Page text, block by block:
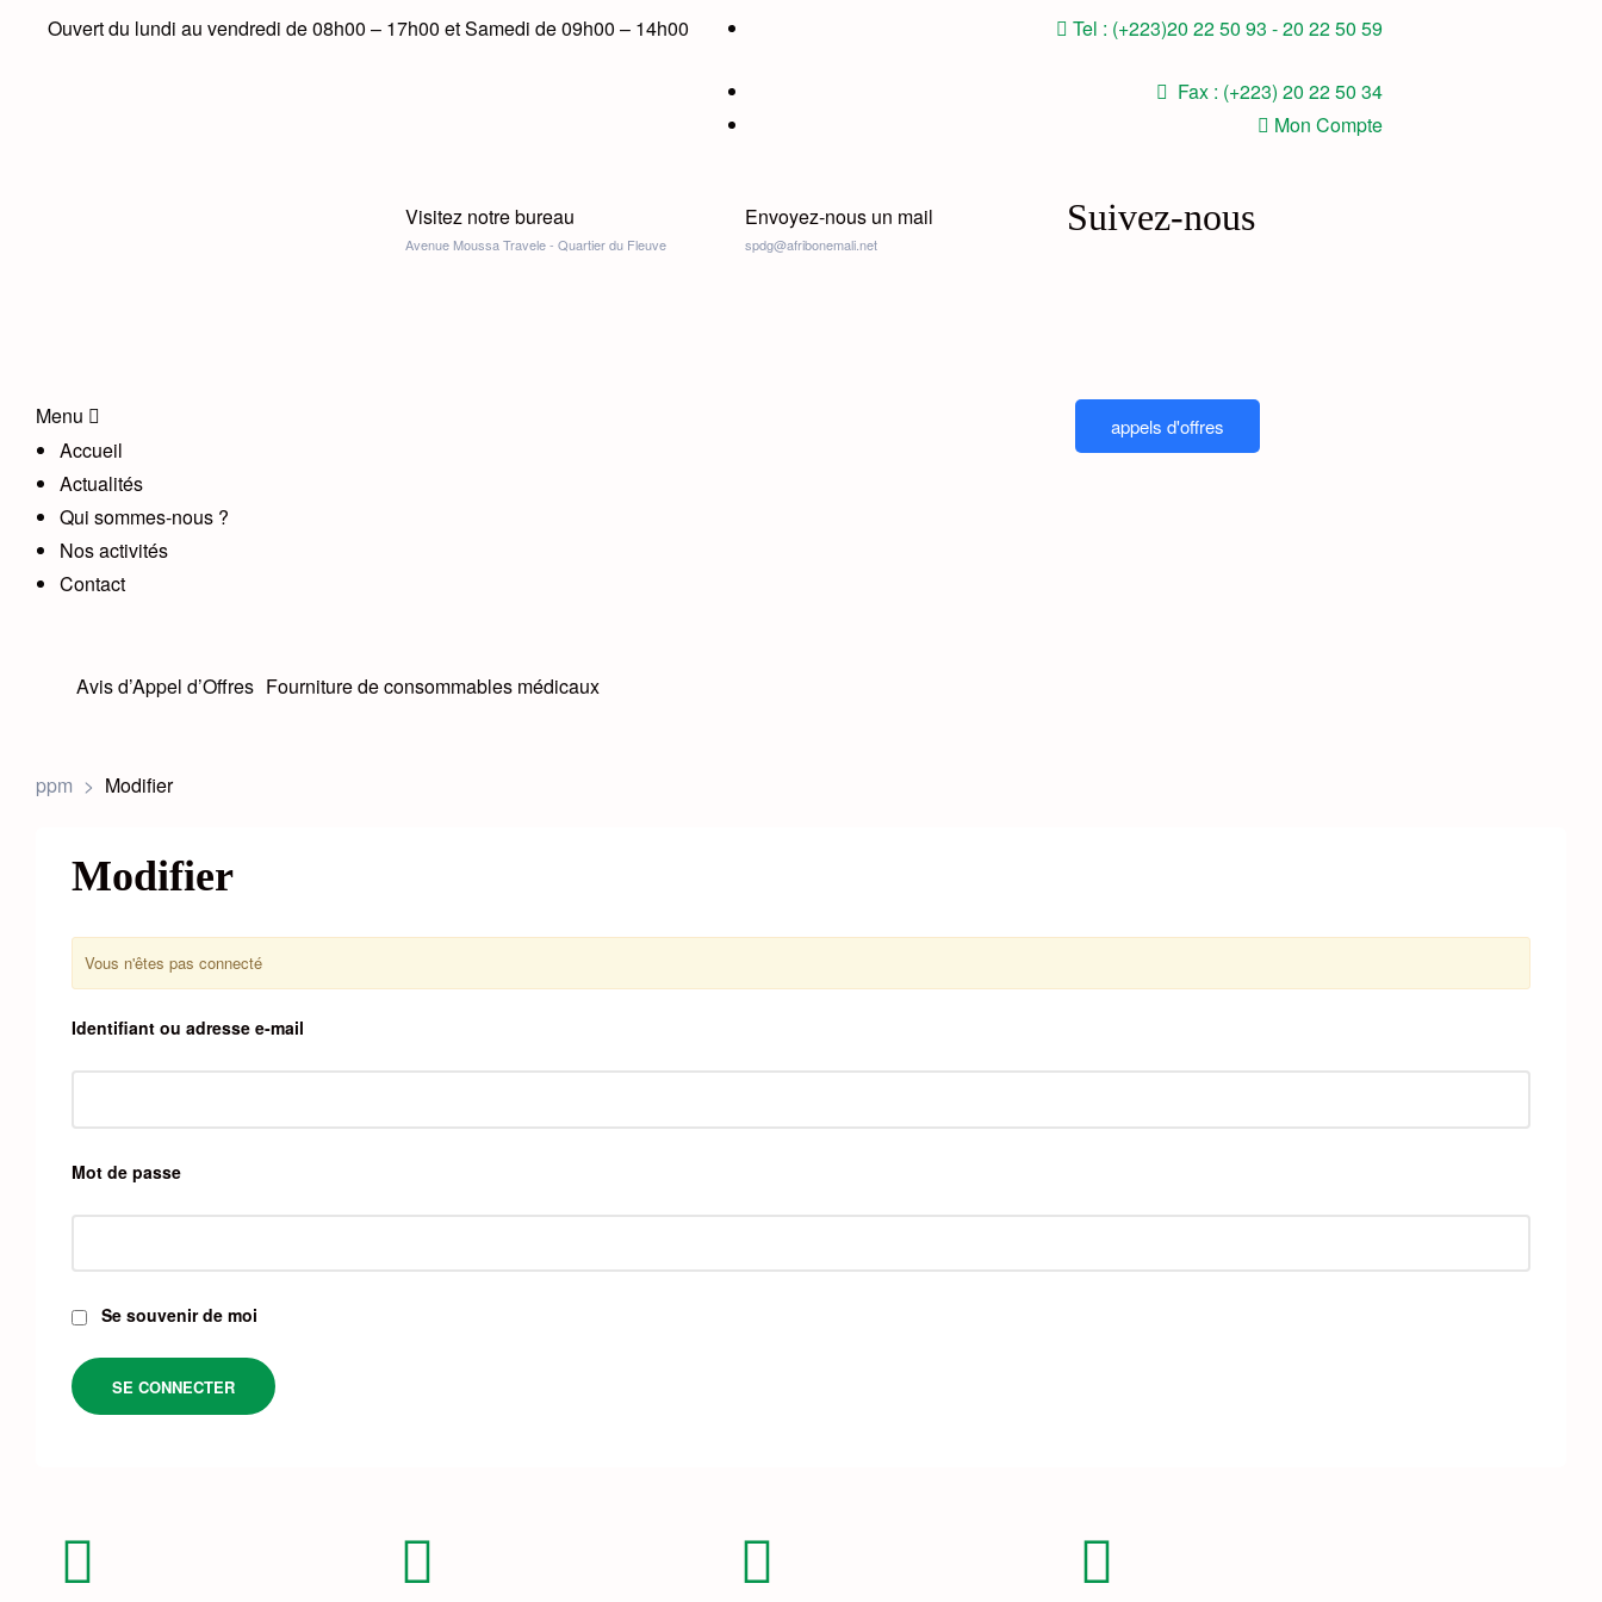
Ouvert du lundi au vendredi de 08h00 – 17h00 et Samedi de 09h00 – 14h00 Tel : (+223)20 22 50 93 - 20 22 50 59
Fax : (+223) 20 22 50 34
Mon Compte
Visitez notre bureau
Avenue Moussa Travele - Quartier du Fleuve
Envoyez-nous un mail
spdg@afribonemali.net
Suivez-nous
Menu
Accueil
Actualités
Qui sommes-nous ?
Nos activités
Contact
appels d'offres
Avis d’Appel d’Offres Fourniture de consommables médicaux
ppm > Modifier
Modifier
Vous n'êtes pas connecté
Identifiant ou adresse e-mail
Mot de passe
Se souvenir de moi